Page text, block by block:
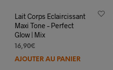
Lait Corps Eclaircissant
Maxi Tone – Perfect
Glow | Mix
16,90€
AJOUTER AU PANIER